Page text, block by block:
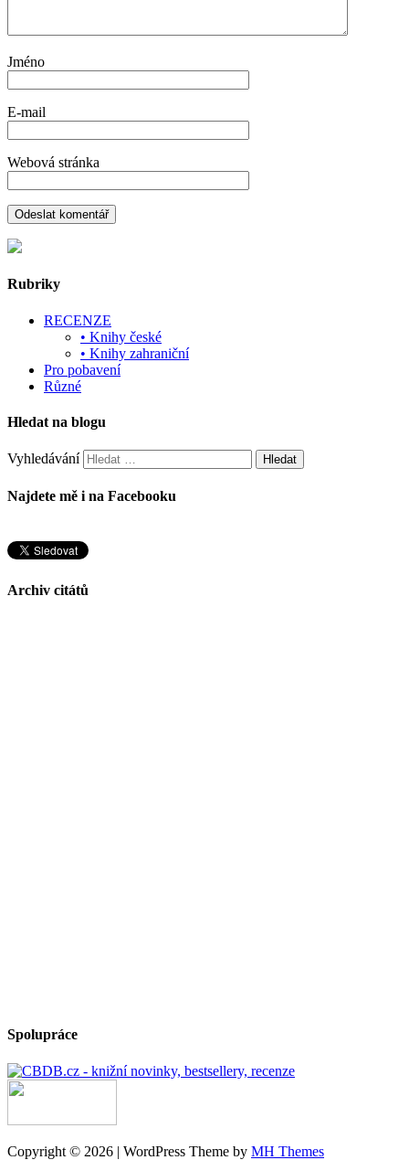
Jméno
E-mail
Webová stránka
Rubriky
RECENZE
• Knihy české
• Knihy zahraniční
Pro pobavení
Různé
Hledat na blogu
Vyhledávání
Najdete mě i na Facebooku
Archiv citátů
Spolupráce
Copyright © 2026 | WordPress Theme by MH Themes